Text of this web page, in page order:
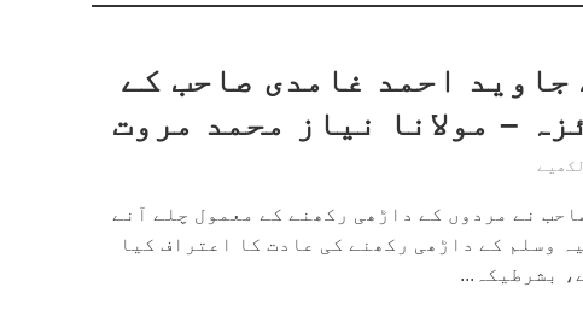
جاوید احمد غامدی صاحب کے
– مولانا نیاز محمد مروت
نے مردوں کے داڑھی رکھنے کے معمول چلے آنے
وسلم کے داڑھی رکھنے کی عادت کا اعتراف کیا
بشرطیکہ...